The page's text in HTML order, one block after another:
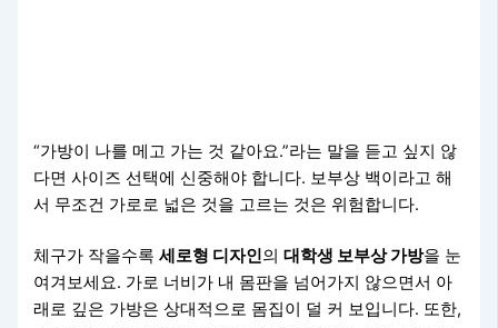
“가방이 나를 메고 가는 것 같아요.”라는 말을 듣고 싶지 않
다면 사이즈 선택에 신중해야 합니다. 보부상 백이라고 해
서 무조건 가로로 넓은 것을 고르는 것은 위험합니다.
체구가 작을수록세로형 디자인의대학생 보부상 가방을 눈
여겨보세요. 가로 너비가 내 몸판을 넘어가지 않으면서 아
래로 깊은 가방은 상대적으로 몸집이 덜 커 보입니다. 또한,